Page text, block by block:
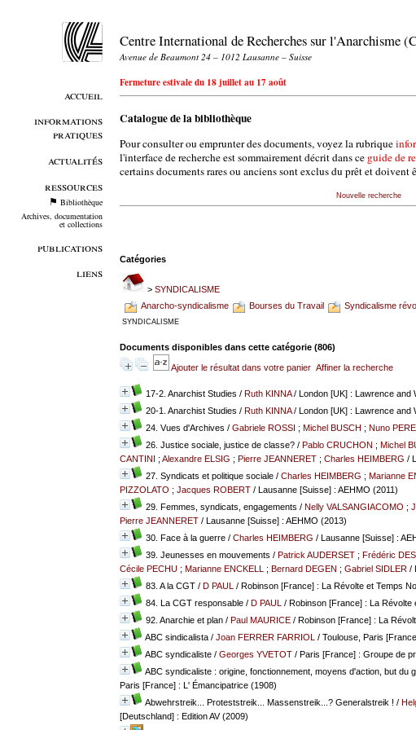
accueil
informations
pratiques
actualités
ressources
Bibliothèque
Archives, documentation
et collections
publications
liens
Centre International de Recherches sur l'Anarchisme
Avenue de Beaumont 24 – 1012 Lausanne – Suisse
Fermeture estivale du 18 juillet au 17 août
Catalogue de la bibliothèque
Pour consulter ou emprunter des documents, voyez la rubrique
l'interface de recherche est sommairement décrit dans ce guide de
certains documents rares ou anciens sont exclus du prêt et doivent
Nouvelle recherche
Catégories
> SYNDICALISME
Anarcho-syndicalisme
Bourses du Travail Syndicalisme
SYNDICALISME
Documents disponibles dans cette catégorie (806)
Ajouter le résultat dans votre panier Affiner la recherche
17-2. Anarchist Studies / Ruth KINNA/ London [UK] : Lawrence and
20-1. Anarchist Studies / Ruth KINNA/ London [UK] : Lawrence and
24. Vues d'Archives / Gabriele ROSSI ; Michel BUSCH ; Nuno
26. Justice sociale, justice de classe?/ Pablo CRUCHON ; Michel
CANTINI ; Alexandre ELSIG ; Pierre JEANNERET; Charles HEIMBERG /
27. Syndicats et politique sociale/ Charles HEIMBERG ; Marianne
PIZZOLATO ; Jacques ROBERT/ Lausanne [Suisse] : AEHMO (2011)
29. Femmes, syndicats, engagements / Nelly VALSANGIACOMO ;
Pierre JEANNERET/ Lausanne [Suisse] : AEHMO (2013)
30. Face à la guerre/ Charles HEIMBERG / Lausanne [Suisse] :
39. Jeunesses en mouvements / Patrick AUDERSET; Frédéric
Cécile PECHU; Marianne ENCKELL ; Bernard DEGEN ; Gabriel SIDLER/
83. A la CGT/ D PAUL / Robinson [France] : La Révolte et Temps
84. La CGT responsable/ D PAUL / Robinson [France] : La Révolte
92. Anarchie et plan/ Paul MAURICE/ Robinson [France] : La
ABC sindicalista/ Joan FERRER FARRIOL / Toulouse, Paris
ABC syndicaliste/ Georges YVETOT/ Paris [France] : Groupe de
ABC syndicaliste : origine, fonctionnement, moyens d'action, but du
Paris [France] : L' Émancipatrice (1908)
Abwehrstreik... Proteststreik... Massenstreik...? Generalstreik ! /
[Deutschland] : Edition AV (2009)